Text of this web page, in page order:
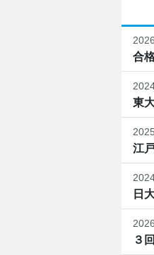
合
東
江
日
３